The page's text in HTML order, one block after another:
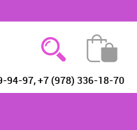
94-97, +7 (978) 336-18-70